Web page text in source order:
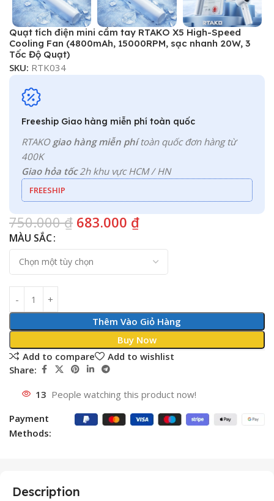
Quạt tích điện mini cầm tay RTAKO X5 High-Speed
Cooling Fan (4800mAh, 15000RPM, sạc nhanh 20W, 3
Tốc Độ Quạt)
SKU: RTK034
Freeship Giao hàng miễn phí toàn quốc
RTAKO giao hàng miễn phítoàn quốc đơn hàng từ
400K
Giao hỏa tốc2h khu vực HCM / HN
FREESHIP
750.000₫ 683.000 ₫
MÀU SẮC
Thêm Vào Giỏ Hàng
Buy Now
Add to compare
Add to wishlist
Share:
13 People watching this product now!
Payment
Methods:
Description